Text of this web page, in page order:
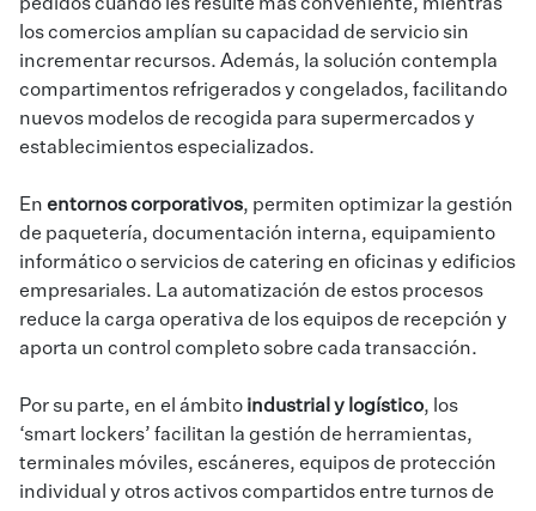
pedidos cuando les resulte más conveniente, mientras
los comercios amplían su capacidad de servicio sin
incrementar recursos. Además, la solución contempla
compartimentos refrigerados y congelados, facilitando
nuevos modelos de recogida para supermercados y
establecimientos especializados.
En entornos corporativos, permiten optimizar la gestión
de paquetería, documentación interna, equipamiento
informático o servicios de catering en oficinas y edificios
empresariales. La automatización de estos procesos
reduce la carga operativa de los equipos de recepción y
aporta un control completo sobre cada transacción.
Por su parte, en el ámbito industrial y logístico, los
‘smart lockers’ facilitan la gestión de herramientas,
terminales móviles, escáneres, equipos de protección
individual y otros activos compartidos entre turnos de